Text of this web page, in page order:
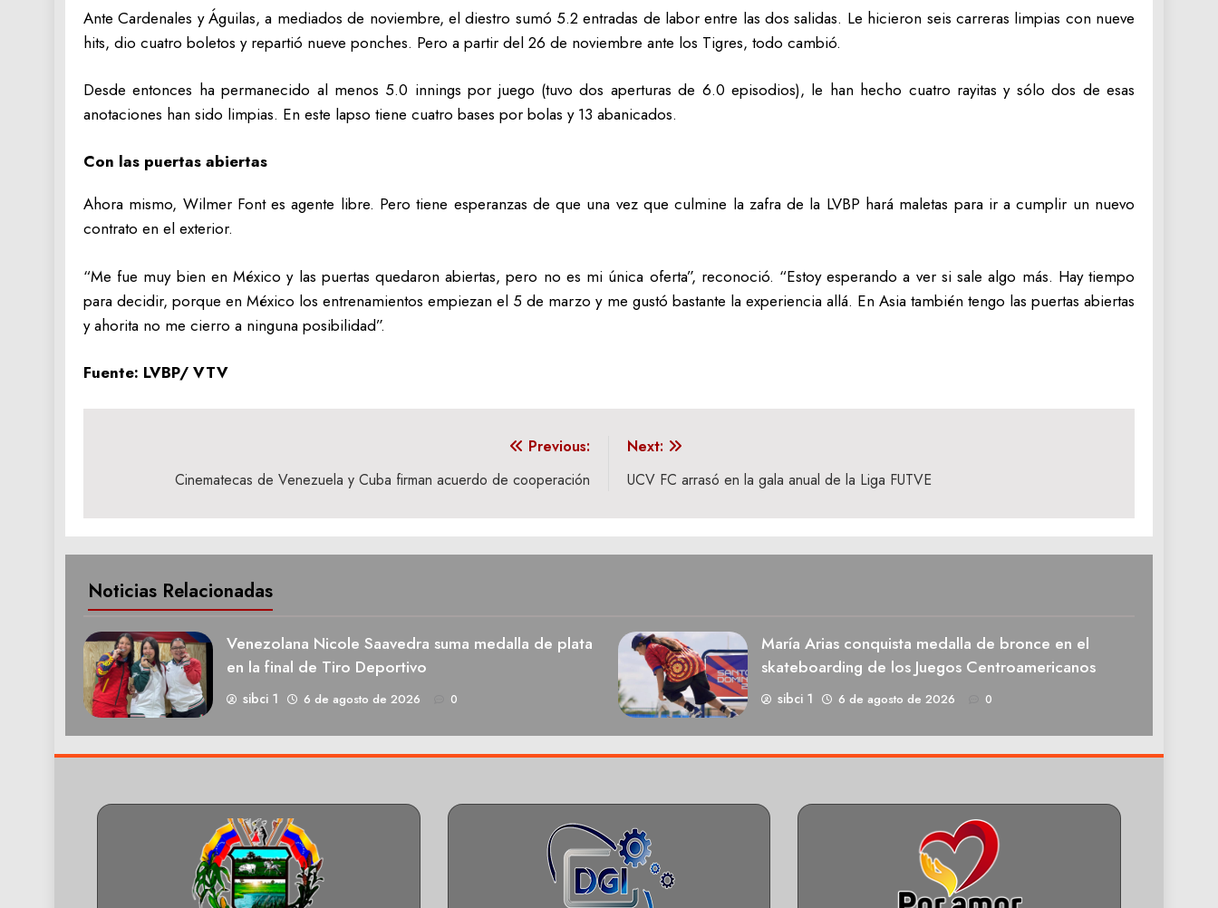
Ante Cardenales y Águilas, a mediados de noviembre, el diestro sumó 5.2 entradas de labor entre las dos salidas. Le hicieron seis carreras limpias con nueve
hits, dio cuatro boletos y repartió nueve ponches. Pero a partir del 26 de noviembre ante los Tigres, todo cambió.
Desde entonces ha permanecido al menos 5.0 innings por juego (tuvo dos aperturas de 6.0 episodios), le han hecho cuatro rayitas y sólo dos de esas
anotaciones han sido limpias. En este lapso tiene cuatro bases por bolas y 13 abanicados.
Con las puertas abiertas
Ahora mismo, Wilmer Font es agente libre. Pero tiene esperanzas de que una vez que culmine la zafra de la LVBP hará maletas para ir a cumplir un nuevo
contrato en el exterior.
“Me fue muy bien en México y las puertas quedaron abiertas, pero no es mi única oferta”, reconoció. “Estoy esperando a ver si sale algo más. Hay tiempo
para decidir, porque en México los entrenamientos empiezan el 5 de marzo y me gustó bastante la experiencia allá. En Asia también tengo las puertas abiertas
y ahorita no me cierro a ninguna posibilidad”.
Fuente: LVBP/ VTV
entradas
Previous:
Cinematecas de Venezuela y Cuba firman acuerdo de cooperación
Next:
UCV FC arrasó en la gala anual de la Liga FUTVE
Noticias Relacionadas
Venezolana Nicole Saavedra suma medalla de plata
en la final de Tiro Deportivo
sibci 1 6 de agosto de 2026 0
María Arias conquista medalla de bronce en el
skateboarding de los Juegos Centroamericanos
sibci 1 6 de agosto de 2026 0